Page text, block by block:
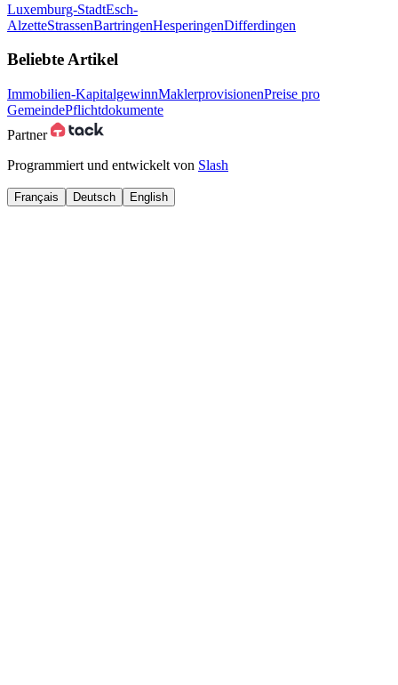
Luxemburg-StadtEsch-
AlzetteStrassenBartringenHesperingenDifferdingen
Beliebte Artikel
Immobilien-KapitalgewinnMaklerprovisionenPreise pro
GemeindePflichtdokumente
Partner
Programmiert und entwickelt von Slash
Français Deutsch English